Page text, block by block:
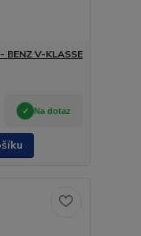
BENZ V-KLASSE
Na dotaz